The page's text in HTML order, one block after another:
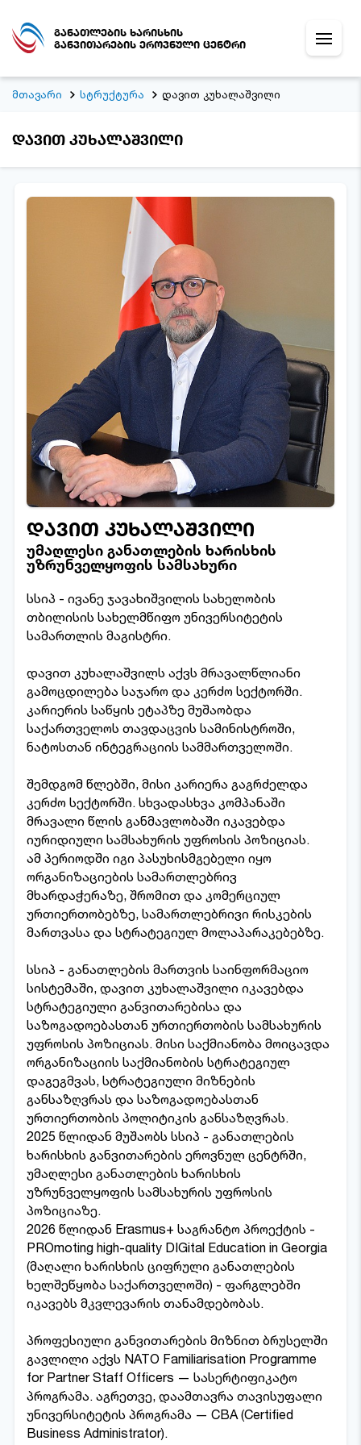
განათლების ხარისხის
განვითარების ეროვნული ცენტრი
მთავარი სტრუქტურა დავით კუხალაშვილი
დავით კუხალაშვილი
დავით კუხალაშვილი
უმაღლესი განათლების ხარისხის
უზრუნველყოფის სამსახური
სსიპ - ივანე ჯავახიშვილის სახელობის
თბილისის სახელმწიფო უნივერსიტეტის
სამართლის მაგისტრი.
დავით კუხალაშვილს აქვს მრავალწლიანი
გამოცდილება საჯარო და კერძო სექტორში.
კარიერის საწყის ეტაპზე მუშაობდა
საქართველოს თავდაცვის სამინისტროში,
ნატოსთან ინტეგრაციის სამმართველოში.
შემდგომ წლებში, მისი კარიერა გაგრძელდა
კერძო სექტორში. სხვადასხვა კომპანაში
მრავალი წლის განმავლობაში იკავებდა
იურიდიული სამსახურის უფროსის პოზიციას.
ამ პერიოდში იგი პასუხისმგებელი იყო
ორგანიზაციების სამართლებრივ
მხარდაჭერაზე, შრომით და კომერციულ
ურთიერთობებზე, სამართლებრივი რისკების
მართვასა და სტრატეგიულ მოლაპარაკებებზე.
სსიპ - განათლების მართვის საინფორმაციო
სისტემაში, დავით კუხალაშვილი იკავებდა
სტრატეგიული განვითარებისა და
საზოგადოებასთან ურთიერთობის სამსახურის
უფროსის პოზიციას. მისი საქმიანობა მოიცავდა
ორგანიზაციის საქმიანობის სტრატეგიულ
დაგეგმვას, სტრატეგიული მიზნების
განსაზღვრას და საზოგადოებასთან
ურთიერთობის პოლიტიკის განსაზღვრას.
2025 წლიდან მუშაობს სსიპ - განათლების
ხარისხის განვითარების ეროვნულ ცენტრში,
უმაღლესი განათლების ხარისხის
უზრუნველყოფის სამსახურის უფროსის
პოზიციაზე.
2026 წლიდან Erasmus+ საგრანტო პროექტის -
PROmoting high-quality DIGital Education in Georgia
(მაღალი ხარისხის ციფრული განათლების
ხელშეწყობა საქართველოში) - ფარგლებში
იკავებს მკვლევარის თანამდებობას.
პროფესიული განვითარების მიზნით ბრუსელში
გავლილი აქვს NATO Familiarisation Programme
for Partner Staff Officers — სასერტიფიკატო
პროგრამა. აგრეთვე, დაამთავრა თავისუფალი
უნივერსიტეტის პროგრამა — CBA (Certified
Business Administrator).